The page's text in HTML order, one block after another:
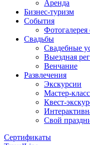
Аренда
Бизнес-туризм
События
Свадьбы
Свадебные
Выездная
Венчание
Развлечения
Экскурсии
Мастер-
Квест-
Свой
Сертификаты